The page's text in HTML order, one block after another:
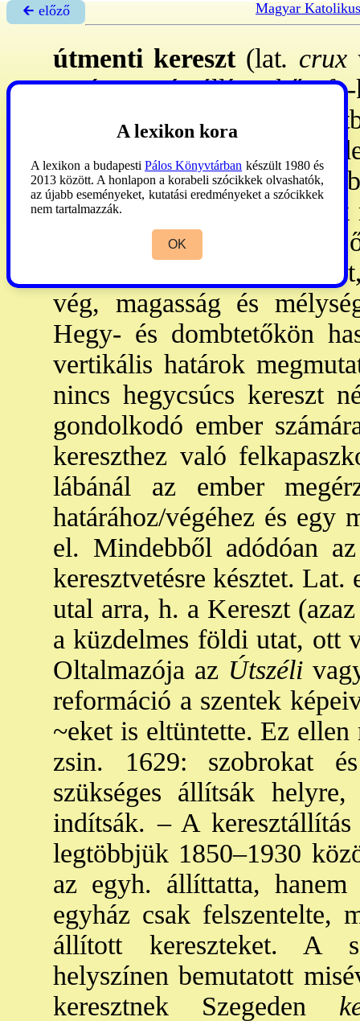
🡰 előző Magyar
útmenti kereszt (lat. crux
azútmentén állított kő-, fa-
Szerepe a napi
tájegységek végének/
falu, tanya, mező, szántó,
következtében ezek az
településhatárok
szolgálja a lelki
vég, magasság és
Hegy- és dombtetőkön
vertikális határok
nincs hegycsúcs kereszt
gondolkodó ember
kereszthez való
lábánál az ember
határához/végéhez és egy
el. Mindebből adódóan
keresztvetésre késztet. Lat.
utal arra, h. a Kereszt
a küzdelmes földi utat, ott
Oltalmazója az Útszéli
reformáció a szentek
~eket is eltüntette. Ez
zsin. 1629: szobrokat
szükséges állítsák
indítsák. – A
legtöbbjük 1850–1930
az egyh. állíttatta,
egyház csak felszentelte,
állított kereszteket. A
helyszínen bemutatott
keresztnek Szegeden
A lexikon kora
A lexikon a budapesti Pálos Könyvtárban készült 1980 és
2013 között. A honlapon a korabeli szócikkek olvashatók,
az újabb eseményeket, kutatási eredményeket a szócikkek
nem tartalmazzák.
OK